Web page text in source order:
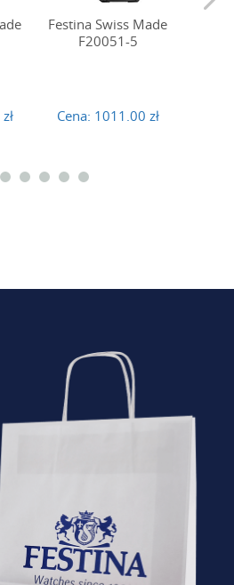
Festina Swiss Made
F20051-5
Cena: 1011.00 zł